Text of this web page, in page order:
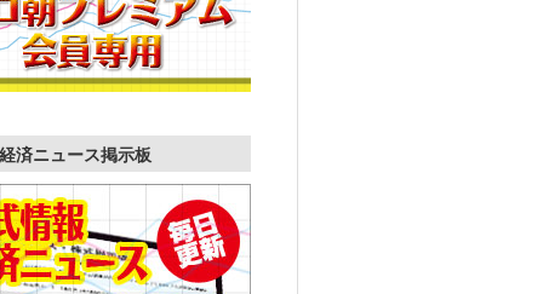
済ニュース掲示板